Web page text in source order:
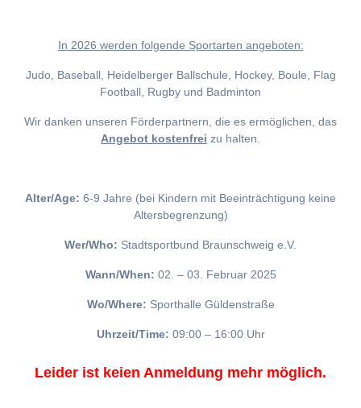
In 2026 werden folgende Sportarten angeboten:
Judo, Baseball, Heidelberger Ballschule, Hockey, Boule, Flag
Football, Rugby und Badminton
Wir danken unseren Förderpartnern, die es ermöglichen, das
Angebot kostenfrei zu halten.
Alter/Age: 6-9 Jahre (bei Kindern mit Beeinträchtigung keine
Altersbegrenzung)
Wer/Who: Stadtsportbund Braunschweig e.V.
Wann/When: 02. – 03. Februar 2025
Wo/Where: Sporthalle Güldenstraße
Uhrzeit/Time: 09:00 – 16:00 Uhr
Leider ist keien Anmeldung mehr möglich.